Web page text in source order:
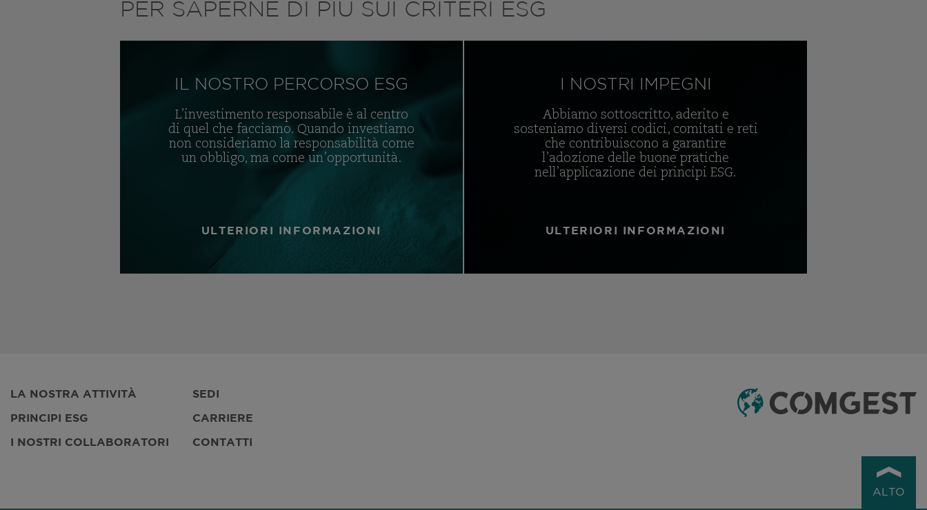
PER SAPERNE DI PIÙ SUI CRITERI ESG
IL NOSTRO PERCORSO ESG
L’investimento responsabile è al centro
di quel che facciamo. Quando investiamo
non consideriamo la responsabilità come
un obbligo, ma come un’opportunità.
ULTERIORI INFORMAZIONI
I NOSTRI IMPEGNI
Abbiamo sottoscritto, aderito e
sosteniamo diversi codici, comitati e reti
che contribuiscono a garantire
l’adozione delle buone pratiche
nell’applicazione dei principi ESG.
ULTERIORI INFORMAZIONI
LA NOSTRA ATTIVITÀ
PRINCIPI ESG
I NOSTRI COLLABORATORI
SEDI
CARRIERE
CONTATTI
ALTO